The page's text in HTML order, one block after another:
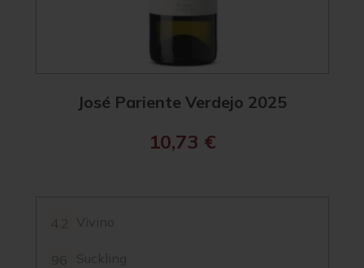
José Pariente Verdejo 2025
10,73 €
Vivino
Suckling